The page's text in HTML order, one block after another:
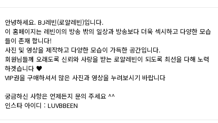
안녕하세요. BJ레빈(로얄레빈)입니다.
이 홈페이지는 레빈이의 방송 밖의 일상과 방송보다 더욱 섹시하고 다양한 모습
들이 존재 합니다!
사진 및 영상을 제작하고 다양한 모습이 가득한 공간입니다.
회원님들께 오래도록 신뢰와 사랑을 받는 로얄레빈이 되도록 최선을 다해 노력
하겟습니다 ♥
VIP권을 구매하셔서 많은 사진과 영상을 누려보시기 바랍니다
궁금하신 사항은 언제든지 문의 주세요 ^^
인스타 아이디 : LUVBBEEN